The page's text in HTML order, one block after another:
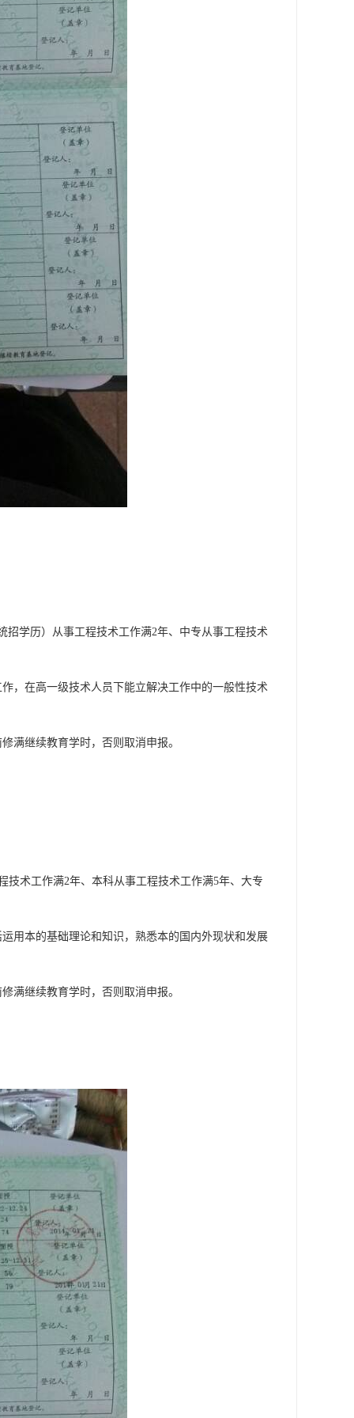
学历）从事工程技术工作满2年、中专从事工程技术
，在高一级技术人员下能立解决工作中的一般性技术
满继续教育学时，否则取消申报。
术工作满2年、本科从事工程技术工作满5年、大专
用本的基础理论和知识，熟悉本的国内外现状和发展
满继续教育学时，否则取消申报。